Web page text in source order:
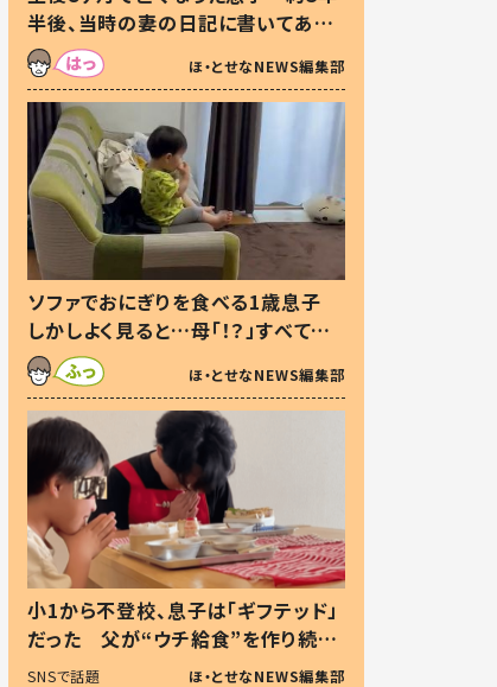
半後、当時の妻の日記に書いてあっ
た本音とは
ほ・とせなNEWS編集部
ソファでおにぎりを食べる1歳息子
しかしよく見ると…母「！？」すべてを
察した母の投稿に「可愛いから許
す！」「現行犯〜」
ほ・とせなNEWS編集部
小1から不登校、息子は「ギフテッド」
だった 父が“ウチ給食”を作り続け
る理由とは #令和の親 #令和の子
SNSで話題 ほ・とせなNEWS編集部